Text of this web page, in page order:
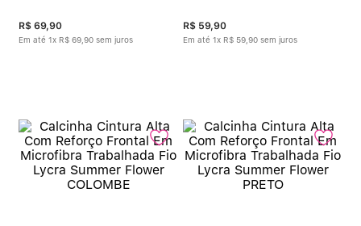
R$ 69,90
Em até 1x R$ 69 90 sem juros
R$ 59,90
Em até 1x R$ 59 90 sem juros